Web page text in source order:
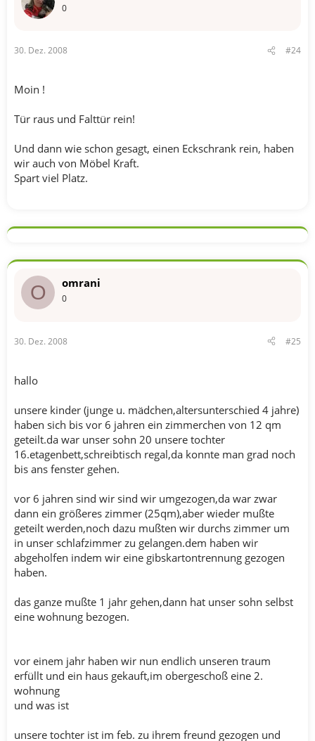
0
30. Dez. 2008 #24
Moin !
Tür raus und Falttür rein!
Und dann wie schon gesagt, einen Eckschrank rein, haben
wir auch von Möbel Kraft.
Spart viel Platz.
O omrani
0
30. Dez. 2008 #25
hallo
unsere kinder (junge u. mädchen,altersunterschied 4 jahre)
haben sich bis vor 6 jahren ein zimmerchen von 12 qm
geteilt.da war unser sohn 20 unsere tochter
16.etagenbett,schreibtisch regal,da konnte man grad noch
bis ans fenster gehen.
vor 6 jahren sind wir sind wir umgezogen,da war zwar
dann ein größeres zimmer (25qm),aber wieder mußte
geteilt werden,noch dazu mußten wir durchs zimmer um
in unser schlafzimmer zu gelangen.dem haben wir
abgeholfen indem wir eine gibskartontrennung gezogen
haben.
das ganze mußte 1 jahr gehen,dann hat unser sohn selbst
eine wohnung bezogen.
vor einem jahr haben wir nun endlich unseren traum
erfüllt und ein haus gekauft,im obergeschoß eine 2.
wohnung
und was ist
unsere tochter ist im feb. zu ihrem freund gezogen und